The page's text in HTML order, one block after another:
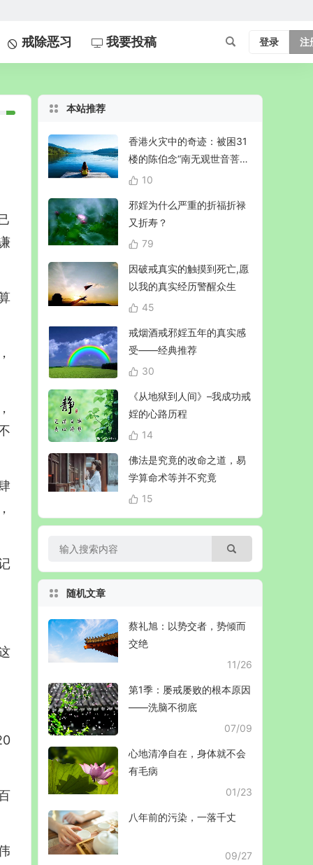
戒除恶习 我要投稿 登录 注
本站推荐
香港火灾中的奇迹：被困31
楼的陈伯念“南无观世音菩
萨”20小时奇迹生还！
10
邪婬为什么严重的折福折禄
又折寿？
79
因破戒真实的触摸到死亡,愿
以我的真实经历警醒众生
45
戒烟酒戒邪婬五年的真实感
受——经典推荐
30
《从地狱到人间》–我成功戒
婬的心路历程
14
佛法是究竟的改命之道，易
学算命术等并不究竟
15
随机文章
蔡礼旭：以势交者，势倾而
交绝
11/26
第1季：屡戒屡败的根本原因
——洗脑不彻底
07/09
心地清净自在，身体就不会
有毛病
01/23
八年前的污染，一落千丈
09/27